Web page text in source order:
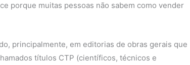
porque muitas pessoas não sabem como vender
principalmente, em editorias de obras gerais que
títulos CTP (científicos, técnicos e